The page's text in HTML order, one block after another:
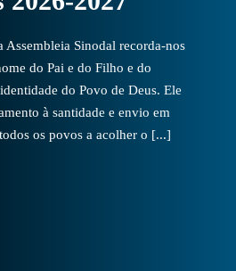
Assembleia Sinodal recorda-nos
do Pai e do Filho e do
do Povo de Deus. Ele
à santidade e envio em
os povos a acolher o [...]